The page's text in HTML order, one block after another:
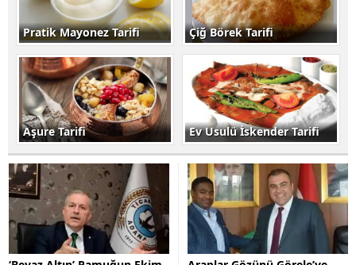
Pratik Mayonez Tarifi Çiğ Börek Tarifi
Aşure Tarifi Ev Usulü İskender Tarifi